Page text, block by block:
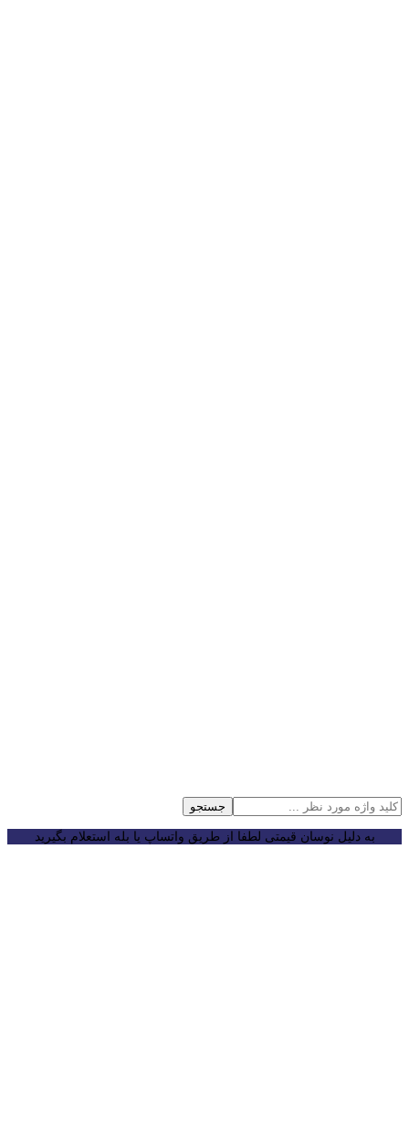
جستجو
به دلیل نوسان قیمتی لطفا از طریق واتساپ یا بله استعلام بگیرید